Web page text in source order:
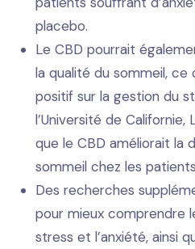
placebo.
Le CBD pourrait
la qualité du sommeil,
positif sur la gestion du
l’Université de Californie,
que le CBD améliorait la
sommeil chez les
Des recherches
pour mieux comprendre
stress et l’anxiété, ainsi